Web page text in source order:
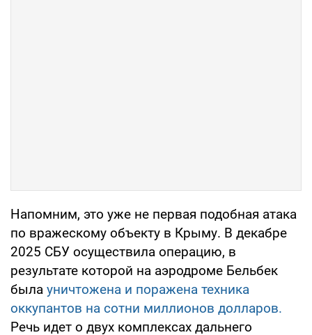
Напомним, это уже не первая подобная атака
по вражескому объекту в Крыму. В декабре
2025 СБУ осуществила операцию, в
результате которой на аэродроме Бельбек
была уничтожена и поражена техника
оккупантов на сотни миллионов долларов.
Речь идет о двух комплексах дальнего